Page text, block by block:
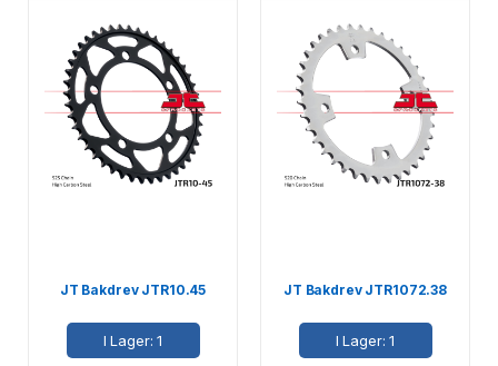
JT Bakdrev JTR10.45
I Lager: 1
JT Bakdrev JTR1072.38
I Lager: 1